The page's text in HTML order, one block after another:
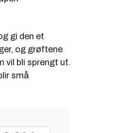
gi den et
og grøftene
vil bli sprengt ut.
små